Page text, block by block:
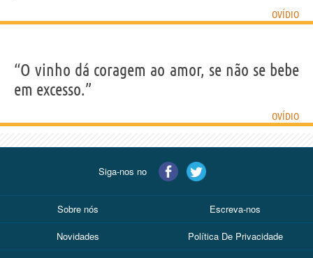
OVÍDIO
“O vinho dá coragem ao amor, se não se bebe
em excesso.”
OVÍDIO
Siga-nos no
Sobre nós Escreva-nos
Novidades Política De Privacidade